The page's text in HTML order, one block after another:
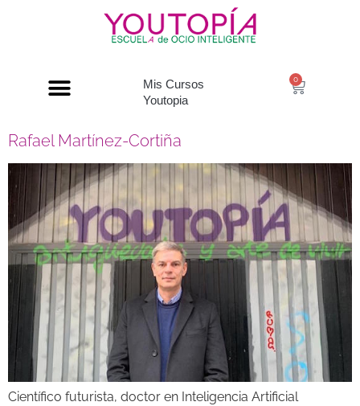
Mis Cursos
Youtopia
0
Rafael Martínez-Cortiña
Científico futurista, doctor en Inteligencia Artificial